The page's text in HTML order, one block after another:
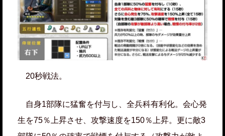
20秒戦法。
自身1部隊に猛奮を付与し、全兵科有利化。会心発
生を75％上昇させ、攻撃速度を150％上昇。更に敵3